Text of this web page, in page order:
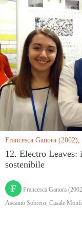
Francesca Ganora
12. Electro Leaves:
sostenibile
F
Francesca Ganora
Ascanio Sobrero, Casale